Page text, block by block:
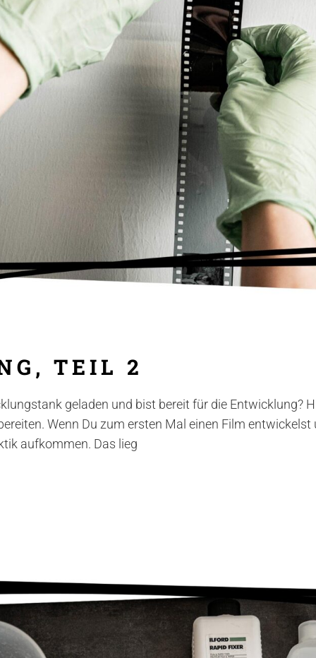
TEIL 2
geladen und bist bereit für die Entwicklung?
Wenn Du zum ersten Mal einen Film
aufkommen. Das lieg